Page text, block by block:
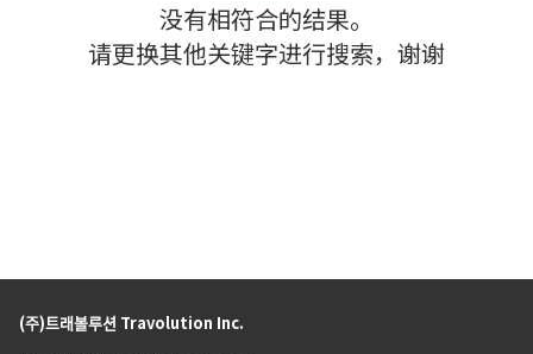
没有相符合的结果。
请更换其他关键字进行搜索，谢谢
(주)트래볼루션 Travolution Inc.